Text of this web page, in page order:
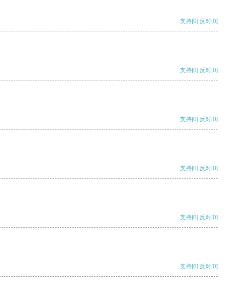
支持[0] 反对[0]
支持[0] 反对[0]
支持[0] 反对[0]
支持[0] 反对[0]
支持[0] 反对[0]
支持[0] 反对[0]